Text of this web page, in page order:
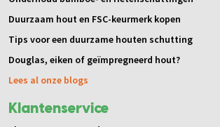
Duurzaam hout en FSC-keurmerk kopen
Tips voor een duurzame houten schutting
Douglas, eiken of geïmpregneerd hout?
Lees al onze blogs
Klantenservice